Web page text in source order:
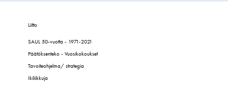
Liitto
SAUL 50-vuotta - 1971-2021
Päätöksenteko - Vuosikokoukset
Tavoiteohjelma/ strategia
Ikiliikkuja